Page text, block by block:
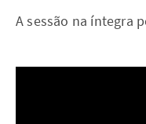
A sessão na íntegra